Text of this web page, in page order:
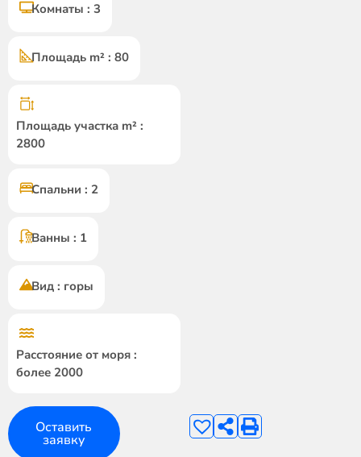
Комнаты : 3
Площадь m² : 80
Площадь участка m² :
2800
Спальни : 2
Ванны : 1
Вид : горы
Расстояние от моря :
более 2000
Оставить
заявку